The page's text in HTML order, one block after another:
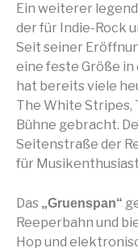
Ein weiterer
der für Indie-Rock
Seit seiner
eine feste Größe in
hat bereits viele
The White Stripes,
Bühne gebracht.
Seitenstraße der
für
Das „Gruenspan“
Reeperbahn und
Hop und